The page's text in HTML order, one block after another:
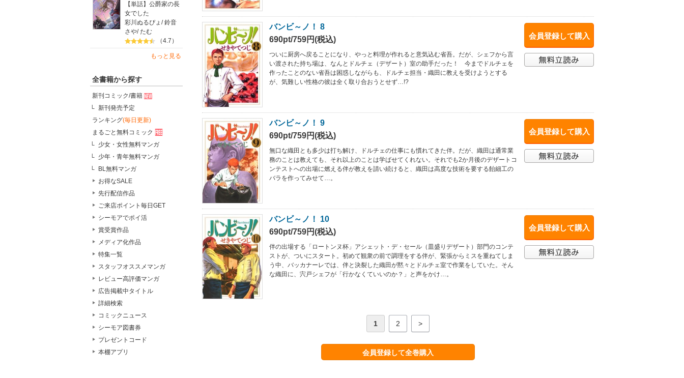
【単話】公爵家の長
女でした
彩川ぬるぴょ /鈴音
さや/たむ
（4.7）
もっと見る
全書籍から探す
新刊コミック/書籍
新刊発売予定
ランキング(毎日更新)
まるごと無料コミック
少女・女性無料マンガ
少年・青年無料マンガ
BL無料マンガ
お得なSALE
先行配信作品
ご来店ポイント毎日GET
シーモアでポイ活
賞受賞作品
メディア化作品
特集一覧
スタッフオススメマンガ
レビュー高評価マンガ
広告掲載中タイトル
詳細検索
コミックニュース
シーモア図書券
プレゼントコード
本棚アプリ
会員登録して購入
バンビ～ノ！ 8
690pt/759円(税込)
ついに厨房へ戻ることになり、やっと料理が作れると意気込む省吾。だが、シェフから言
い渡された持ち場は、なんとドルチェ（デザート）室の助手だった！ 今までドルチェを
作ったことのない省吾は困惑しながらも、ドルチェ担当・織田に教えを受けようとする
が、気難しい性格の彼は全く取り合おうとせず…!?
会員登録して購入
バンビ～ノ！ 9
690pt/759円(税込)
無口な織田とも多少は打ち解け、ドルチェの仕事にも慣れてきた伴。だが、織田は通常業
務のことは教えても、それ以上のことは学ばせてくれない。それでも2か月後のデザートコ
ンテストへの出場に燃える伴が教えを請い続けると、織田は高度な技術を要する飴細工の
バラを作ってみせて…。
会員登録して購入
バンビ～ノ！ 10
690pt/759円(税込)
伴の出場する「ロートンヌ杯」アシェット・デ・セール（皿盛りデザート）部門のコンテ
ストが、ついにスタート。初めて観衆の前で調理をする伴が、緊張からミスを重ねてしま
う中、バッカナーレでは、伴と決裂した織田が黙々とドルチェ室で作業をしていた。そん
な織田に、宍戸シェフが「行かなくていいのか？」と声をかけ…。
1 2 >
会員登録して全巻購入